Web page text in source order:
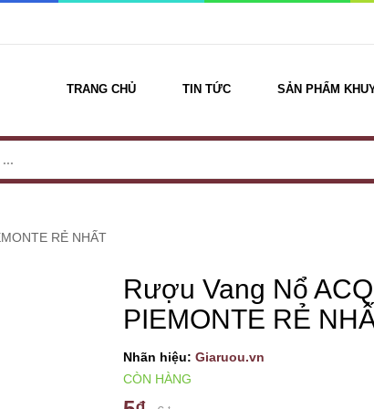
TRANG CHỦ TIN TỨC SẢN PHẨM
RẺ NHẤT
Rượu Vang Nổ
PIEMONTE RẺ
Nhãn hiệu: Giaruou.vn
CÒN HÀNG